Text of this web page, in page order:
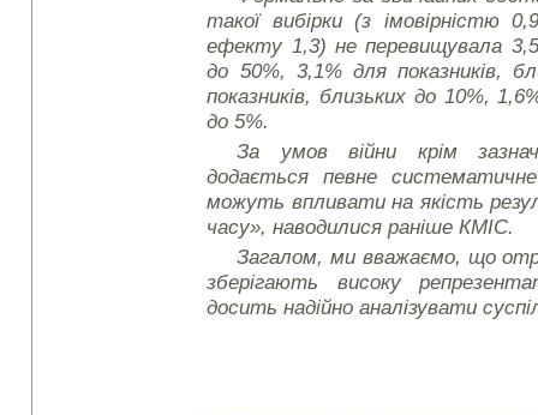
такої вибірки (з імовірністю
ефекту 1,3) не перевищувала
до 50%, 3,1% для показників,
показників, близьких до 10%,
до 5%.
За умов війни крім
додається певне
можуть впливати на якість
часу», наводилися раніше КМІС.
Загалом, ми вважаємо, що
зберігають високу
досить надійно аналізувати